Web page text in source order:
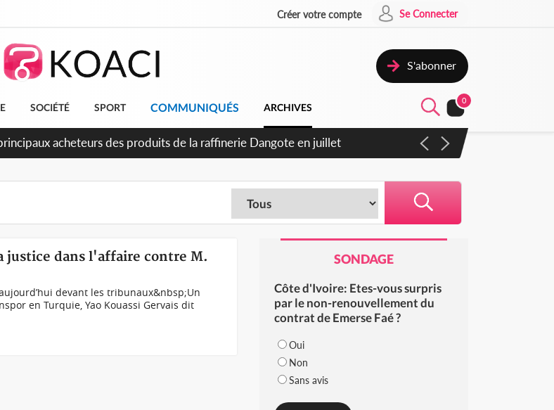
Créer votre compte Se Connecter
S'abonner
SOCIÉTÉ SPORT COMMUNIQUÉS ARCHIVES
0
acheteurs des produits de la raffinerie Dangote en juillet
justice dans l'affaire contre M.
devant les tribunaux&nbsp;Un
en Turquie, Yao Kouassi Gervais dit
SONDAGE
Côte d'Ivoire: Etes-vous surpris
par le non-renouvellement du
contrat de Emerse Faé ?
Oui
Non
Sans avis